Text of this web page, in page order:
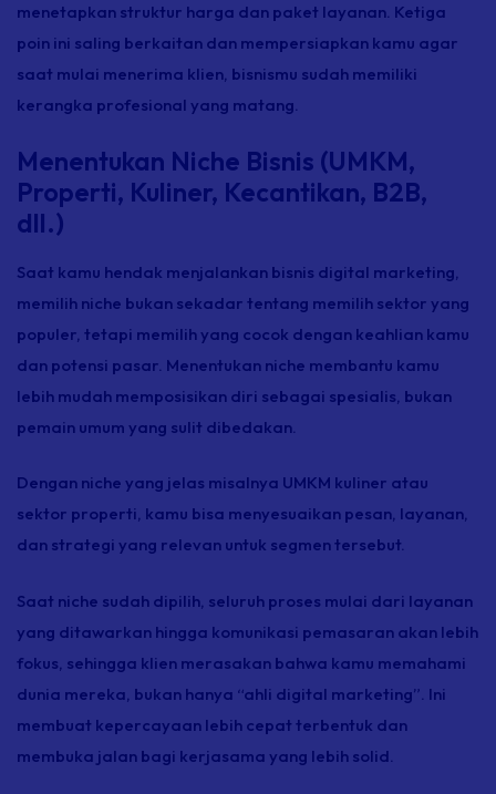
menetapkan struktur harga dan paket layanan. Ketiga
poin ini saling berkaitan dan mempersiapkan kamu agar
saat mulai menerima klien, bisnismu sudah memiliki
kerangka profesional yang matang.
Menentukan Niche Bisnis (UMKM,
Properti, Kuliner, Kecantikan, B2B,
dll.)
Saat kamu hendak menjalankan bisnis digital marketing,
memilih niche bukan sekadar tentang memilih sektor yang
populer, tetapi memilih yang cocok dengan keahlian kamu
dan potensi pasar. Menentukan niche membantu kamu
lebih mudah memposisikan diri sebagai spesialis, bukan
pemain umum yang sulit dibedakan.
Dengan niche yang jelas misalnya UMKM kuliner atau
sektor properti, kamu bisa menyesuaikan pesan, layanan,
dan strategi yang relevan untuk segmen tersebut.
Saat niche sudah dipilih, seluruh proses mulai dari layanan
yang ditawarkan hingga komunikasi pemasaran akan lebih
fokus, sehingga klien merasakan bahwa kamu memahami
dunia mereka, bukan hanya “ahli digital marketing”. Ini
membuat kepercayaan lebih cepat terbentuk dan
membuka jalan bagi kerjasama yang lebih solid.